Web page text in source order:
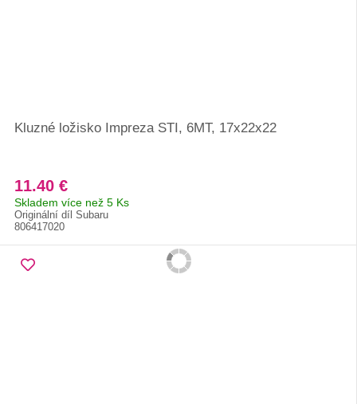
Kluzné ložisko Impreza STI, 6MT, 17x22x22
11.40 €
Skladem více než 5 Ks
Originální díl Subaru
806417020